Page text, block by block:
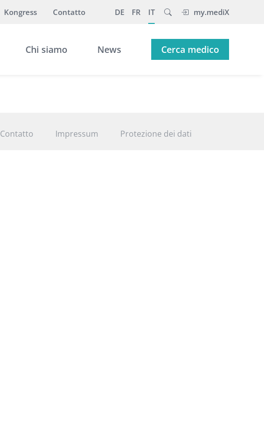
Kongress Contatto DE FR IT my.mediX
Chi siamo News Cerca medico
Contatto Impressum Protezione dei dati